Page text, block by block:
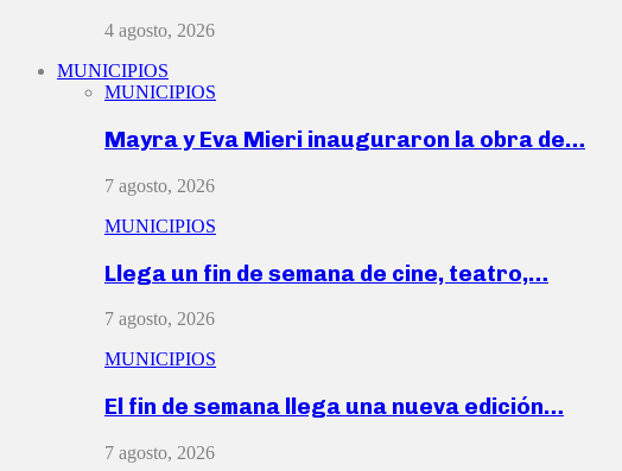
4 agosto, 2026
MUNICIPIOS
MUNICIPIOS
Mayra y Eva Mieri inauguraron la obra de…
7 agosto, 2026
MUNICIPIOS
Llega un fin de semana de cine, teatro,…
7 agosto, 2026
MUNICIPIOS
El fin de semana llega una nueva edición…
7 agosto, 2026